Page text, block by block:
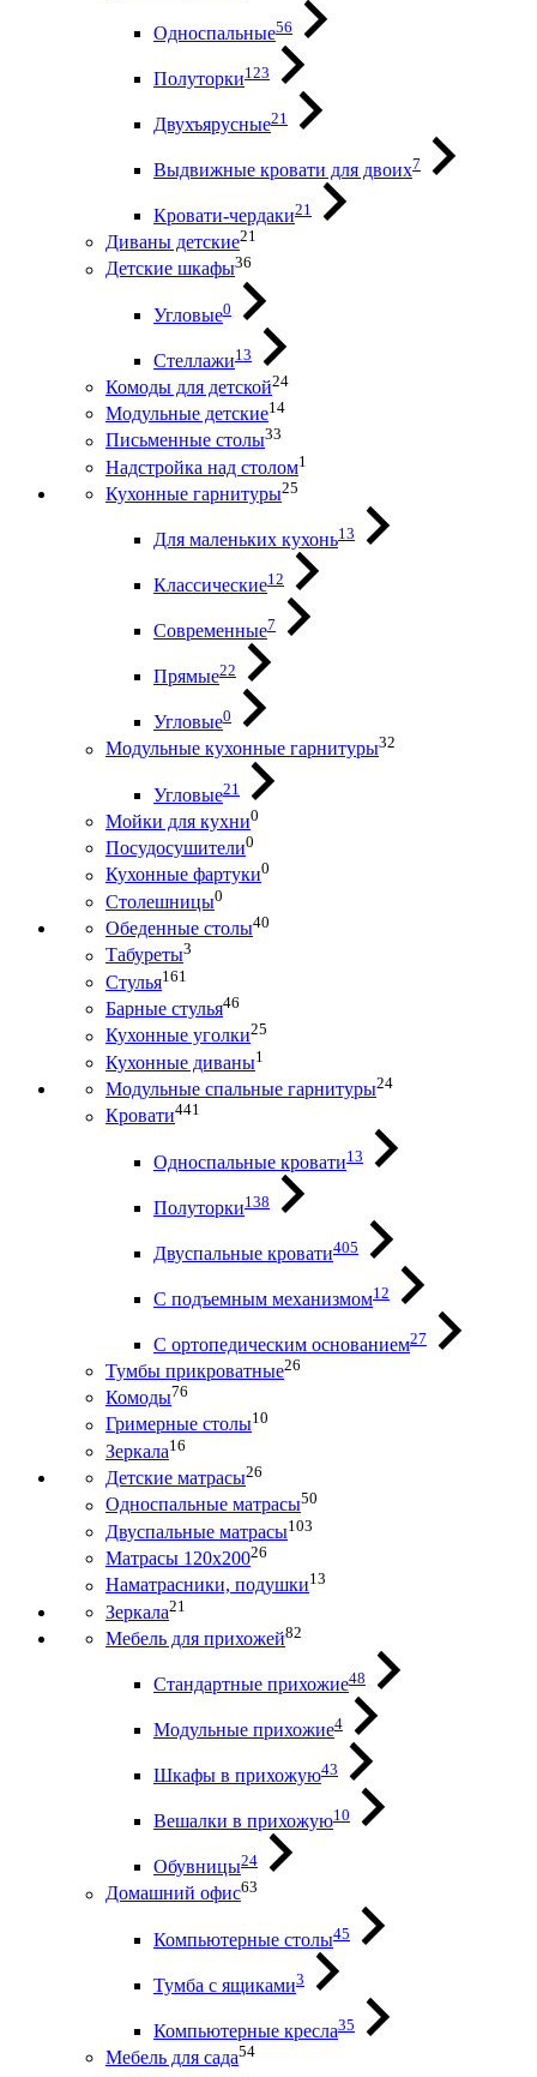
Односпальные56
Полуторки123
Двухъярусные21
Выдвижные кровати для двоих7
Кровати-чердаки21
Диваны детские21
Детские шкафы36
Угловые0
Стеллажи13
Комоды для детской24
Модульные детские14
Письменные столы33
Надстройка над столом1
Кухонные гарнитуры25
Для маленьких кухонь13
Классические12
Современные7
Прямые22
Угловые0
Модульные кухонные гарнитуры32
Угловые21
Мойки для кухни0
Посудосушители0
Кухонные фартуки0
Столешницы0
Обеденные столы40
Табуреты3
Стулья161
Барные стулья46
Кухонные уголки25
Кухонные диваны1
Модульные спальные гарнитуры24
Кровати441
Односпальные кровати13
Полуторки138
Двуспальные кровати405
С подъемным механизмом12
С ортопедическим основанием27
Тумбы прикроватные26
Комоды76
Гримерные столы10
Зеркала16
Детские матрасы26
Односпальные матрасы50
Двуспальные матрасы103
Матрасы 120х20026
Наматрасники, подушки13
Зеркала21
Мебель для прихожей82
Стандартные прихожие48
Модульные прихожие4
Шкафы в прихожую43
Вешалки в прихожую10
Обувницы24
Домашний офис63
Компьютерные столы45
Тумба с ящиками3
Компьютерные кресла35
Мебель для сада54